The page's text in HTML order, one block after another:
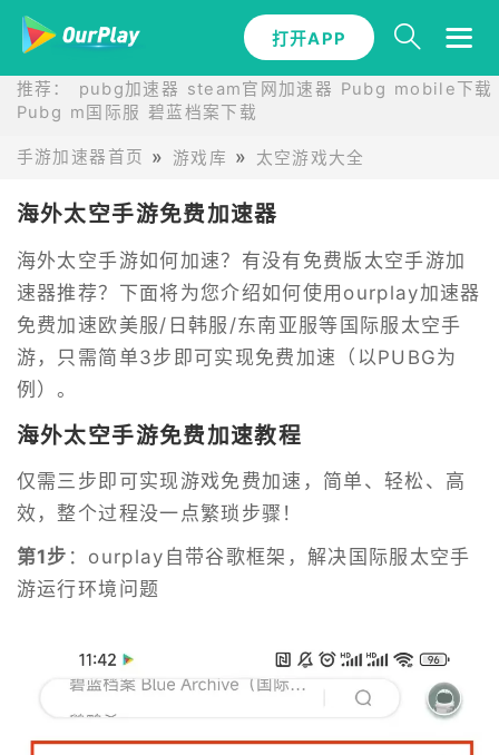
打开APP
推荐： pubg加速器 steam官网加速器 Pubg mobile下载
Pubg m国际服 碧蓝档案下载
手游加速器首页 游戏库 太空游戏大全
海外太空手游免费加速器
海外太空手游如何加速？有没有免费版太空手游加
速器推荐？下面将为您介绍如何使用ourplay加速器
免费加速欧美服/日韩服/东南亚服等国际服太空手
游，只需简单3步即可实现免费加速（以PUBG为
例）。
海外太空手游免费加速教程
仅需三步即可实现游戏免费加速，简单、轻松、高
效，整个过程没一点繁琐步骤！
第1步 ：ourplay自带谷歌框架，解决国际服太空手
游运行环境问题